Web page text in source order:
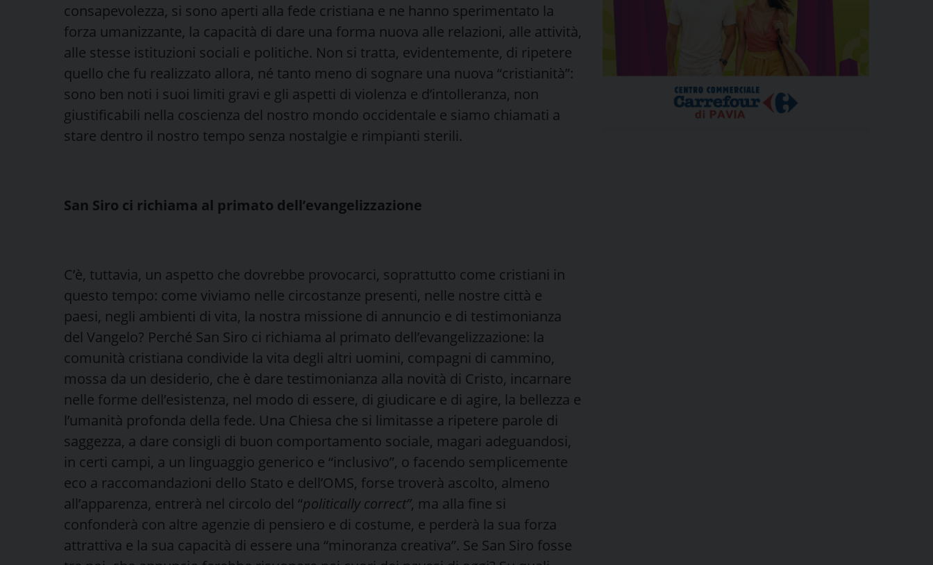
consapevolezza, si sono aperti alla fede cristiana e ne hanno sperimentato la
forza umanizzante, la capacità di dare una forma nuova alle relazioni, alle attività,
alle stesse istituzioni sociali e politiche. Non si tratta, evidentemente, di ripetere
quello che fu realizzato allora, né tanto meno di sognare una nuova “cristianità”:
sono ben noti i suoi limiti gravi e gli aspetti di violenza e d’intolleranza, non
giustificabili nella coscienza del nostro mondo occidentale e siamo chiamati a
stare dentro il nostro tempo senza nostalgie e rimpianti sterili.
San Siro ci richiama al primato dell’evangelizzazione
C’è, tuttavia, un aspetto che dovrebbe provocarci, soprattutto come cristiani in
questo tempo: come viviamo nelle circostanze presenti, nelle nostre città e
paesi, negli ambienti di vita, la nostra missione di annuncio e di testimonianza
del Vangelo? Perché San Siro ci richiama al primato dell’evangelizzazione: la
comunità cristiana condivide la vita degli altri uomini, compagni di cammino,
mossa da un desiderio, che è dare testimonianza alla novità di Cristo, incarnare
nelle forme dell’esistenza, nel modo di essere, di giudicare e di agire, la bellezza e
l’umanità profonda della fede. Una Chiesa che si limitasse a ripetere parole di
saggezza, a dare consigli di buon comportamento sociale, magari adeguandosi,
in certi campi, a un linguaggio generico e “inclusivo”, o facendo semplicemente
eco a raccomandazioni dello Stato e dell’OMS, forse troverà ascolto, almeno
all’apparenza, entrerà nel circolo del “politically correct”, ma alla fine si
confonderà con altre agenzie di pensiero e di costume, e perderà la sua forza
attrattiva e la sua capacità di essere una “minoranza creativa”. Se San Siro fosse